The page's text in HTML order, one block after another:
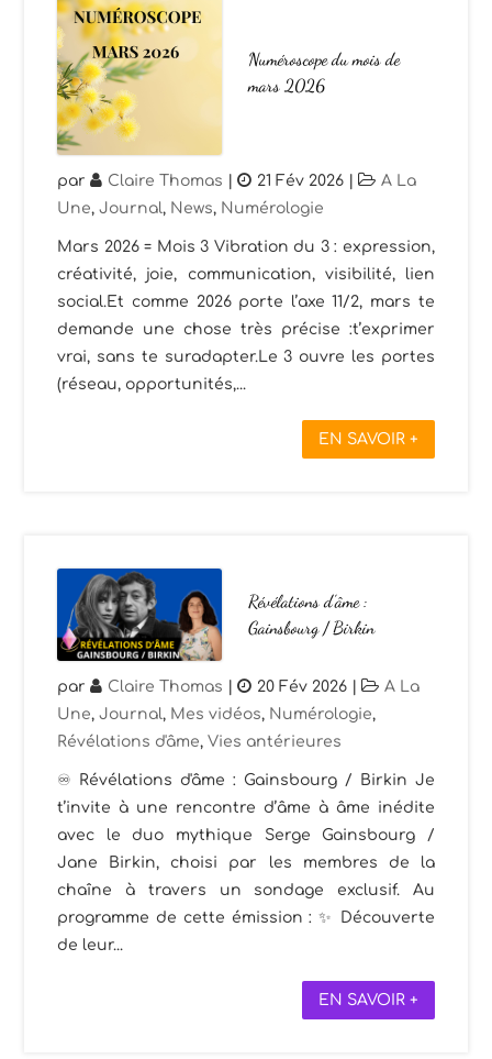
Numéroscope du mois de
mars 2026
par Claire Thomas | 21 Fév 2026
A La
Une,Journal, News, Numérologie
Mars 2026 = Mois 3 Vibration du 3 : expression,
créativité, joie, communication, visibilité, lien
social.Et comme 2026 porte l’axe 11/2, mars te
demande une chose très précise :t’exprimer
vrai, sans te suradapter.Le 3 ouvre les portes
(réseau, opportunités,...
EN SAVOIR +
Révélations d’âme :
Gainsbourg / Birkin
par Claire Thomas | 20 Fév 2026 |
A La
Une,Journal, Mes vidéos, Numérologie,
Révélations d'âme,Vies antérieures
♾️ Révélations d'âme : Gainsbourg / Birkin Je
t’invite à une rencontre d’âme à âme inédite
avec le duo mythique Serge Gainsbourg /
Jane Birkin, choisi par les membres de la
chaîne à travers un sondage exclusif. Au
programme de cette émission : ✨ Découverte
de leur...
EN SAVOIR +